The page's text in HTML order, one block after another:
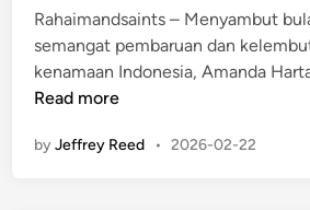
I
n
d
t
n
Rahaimandsaints – Menyambut
semangat pembaruan dan
kenamaan Indonesia, Amanda
Read more
byJeffrey Reed • 2026-02-22